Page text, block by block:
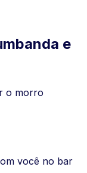
e
o morro
você no bar